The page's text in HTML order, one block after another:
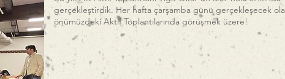
gerçekleştirdik. Her hafta çarşamba günü gerçekleşecek
önümüzdeki Aktif Toplantılarında görüşmek üzere!